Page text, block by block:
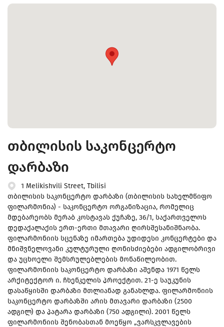
თბილისის საკონცერტო
დარბაზი
1 Melikishvili Street, Tbilisi
თბილისის საკონცერტო დარბაზი (თბილისის სახელმწიფო
ფილარმონია) - საკონცერტო ორგანიზაცია, რომელიც
მდებარეობს მერაბ კოსტავას ქუჩაზე, 36/1, საქართველოს
დედაქალაქის ერთ-ერთი მთავარი ღირსშესანიშნაობა.
ფილარმონიის სცენაზე იმართება უდიდესი კონცერტები და
მნიშვნელოვანი კულტურული ღონისძიებები ადგილობრივი
და უცხოელი შემსრულებლების მონაწილეობით.
ფილარმონიის საკონცერტო დარბაზი აშენდა 1971 წელს
არქიტექტორ ი. ჩხენკელის პროექტით. 21-ე საუკუნის
დასაწყისში დარბაზი მთლიანად განახლდა. ფილარმონიის
საკონცერტო დარბაზში არის მთავარი დარბაზი (2500
ადგილ) და პატარა დარბაზი (750 ადგილი). 2001 წელს
ფილარმონიის შენობასთან მოეწყო „ვარსკვლავების